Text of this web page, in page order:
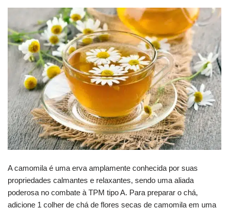
A camomila é uma erva amplamente conhecida por suas
propriedades calmantes e relaxantes, sendo uma aliada
poderosa no combate à TPM tipo A. Para preparar o chá,
adicione 1 colher de chá de flores secas de camomila em uma